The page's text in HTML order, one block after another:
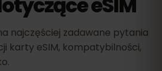
najczęściej zadawane pytania
karty eSIM, kompatybilności,